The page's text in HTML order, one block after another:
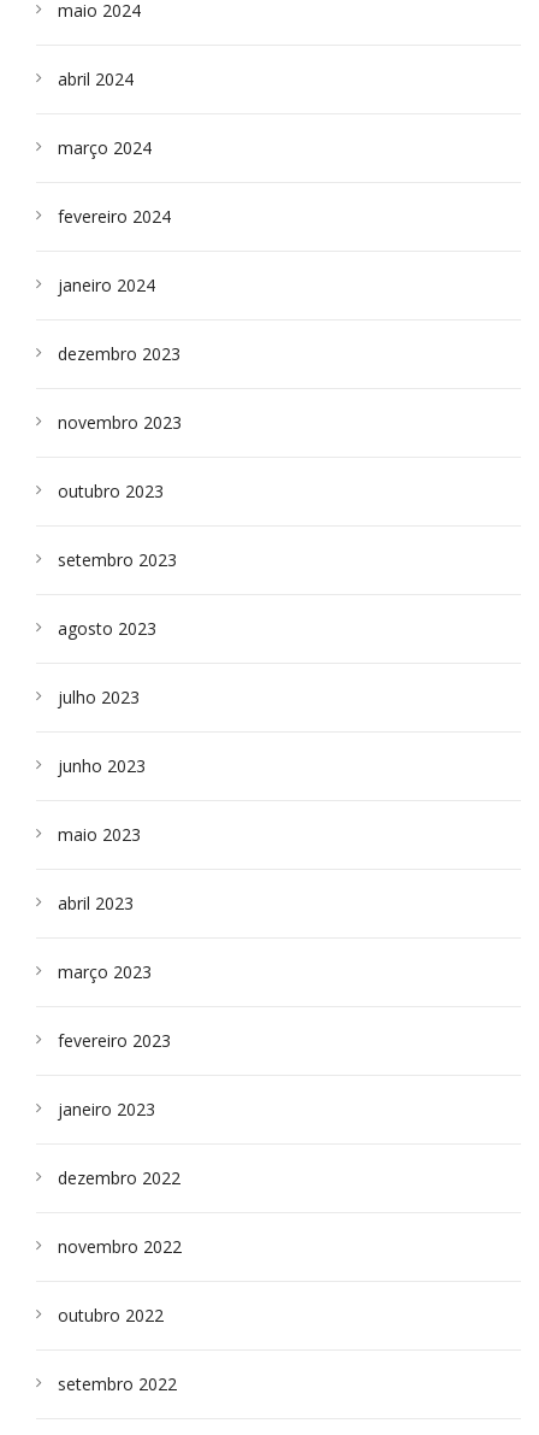
maio 2024
abril 2024
março 2024
fevereiro 2024
janeiro 2024
dezembro 2023
novembro 2023
outubro 2023
setembro 2023
agosto 2023
julho 2023
junho 2023
maio 2023
abril 2023
março 2023
fevereiro 2023
janeiro 2023
dezembro 2022
novembro 2022
outubro 2022
setembro 2022